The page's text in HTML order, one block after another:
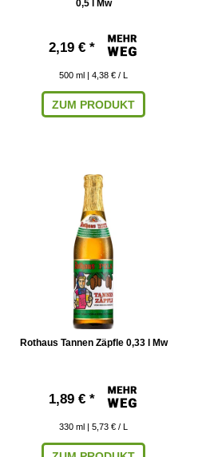
0,5 l Mw
2,19 € *
500 ml | 4,38 € / L
ZUM PRODUKT
Rothaus Tannen Zäpfle 0,33 l Mw
1,89 € *
330 ml | 5,73 € / L